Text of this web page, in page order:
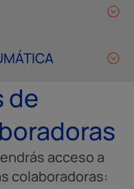
de
acceso a
colaboradoras: